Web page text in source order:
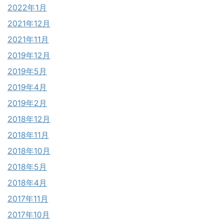
2022年1月
2021年12月
2021年11月
2019年12月
2019年5月
2019年4月
2019年2月
2018年12月
2018年11月
2018年10月
2018年5月
2018年4月
2017年11月
2017年10月